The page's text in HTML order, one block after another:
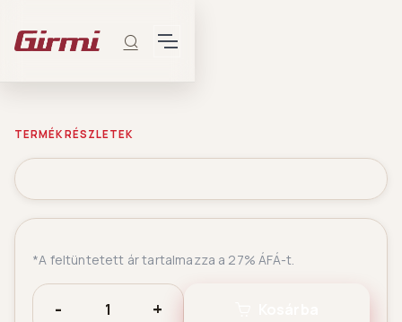
TERMÉK RÉSZLETEK
*A feltüntetett ár tartalmazza a 27% ÁFÁ-t.
- +